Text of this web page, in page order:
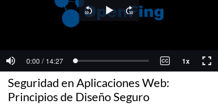
Seguridad en Aplicaciones Web:
Principios de Diseño Seguro